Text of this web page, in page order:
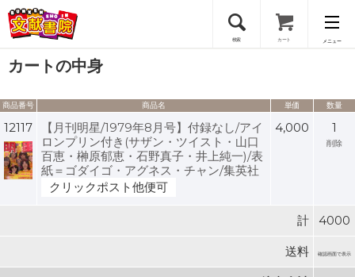
検索 カート メニュー
会員登録
ログイン
カートの中身
商品番号 商品名 単価 数量
12117
【月刊明星/1979年8月号】付録なし/アイ
ロンプリン付き(サザン・ツイスト・山口
百恵・榊原郁恵・石野真子・井上純一)/表
紙＝ゴダイゴ・アグネス・チャン/集英社
クリックポスト他便可
4,000 1
削除
計 4000
送料 確認画面で表示